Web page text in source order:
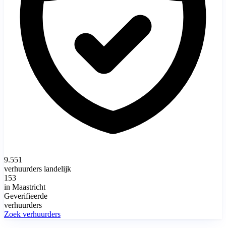
9.551
verhuurders landelijk
153
in Maastricht
Geverifieerde
verhuurders
Zoek verhuurders